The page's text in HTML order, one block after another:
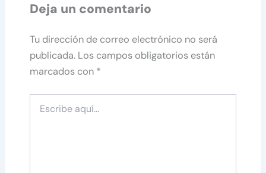
Deja un comentario
Tu dirección de correo electrónico no será
publicada. Los campos obligatorios están
marcados con *
aquí...